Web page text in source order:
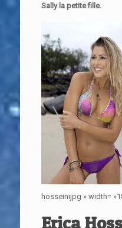
Sally la petite fille.
hosseinijpg » width=
Erica